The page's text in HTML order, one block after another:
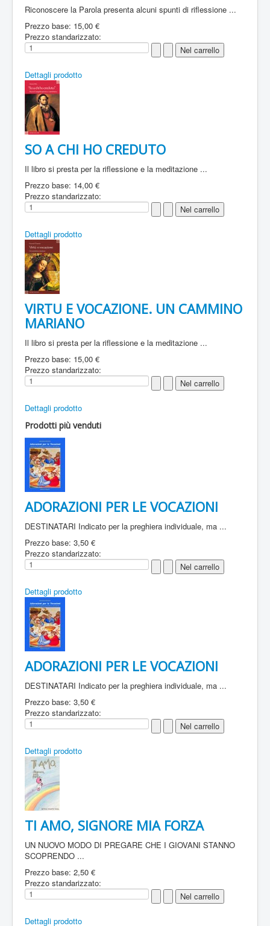
Riconoscere la Parola presenta alcuni spunti di riflessione ...
Prezzo base: 15,00 €
Prezzo standarizzato:
Dettagli prodotto
SO A CHI HO CREDUTO
Il libro si presta per la riflessione e la meditazione ...
Prezzo base: 14,00 €
Prezzo standarizzato:
Dettagli prodotto
VIRTU E VOCAZIONE. UN CAMMINO
MARIANO
Il libro si presta per la riflessione e la meditazione ...
Prezzo base: 15,00 €
Prezzo standarizzato:
Dettagli prodotto
Prodotti più venduti
ADORAZIONI PER LE VOCAZIONI
DESTINATARI Indicato per la preghiera individuale, ma ...
Prezzo base: 3,50 €
Prezzo standarizzato:
Dettagli prodotto
ADORAZIONI PER LE VOCAZIONI
DESTINATARI Indicato per la preghiera individuale, ma ...
Prezzo base: 3,50 €
Prezzo standarizzato:
Dettagli prodotto
TI AMO, SIGNORE MIA FORZA
UN NUOVO MODO DI PREGARE CHE I GIOVANI STANNO
SCOPRENDO ...
Prezzo base: 2,50 €
Prezzo standarizzato:
Dettagli prodotto